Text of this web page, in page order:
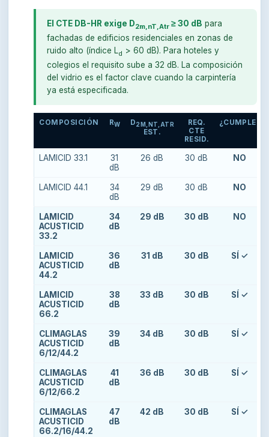
El CTE DB-HR exige D2m,nT,Atr ≥ 30 dB para
fachadas de edificios residenciales en zonas de
ruido alto (índice Ld > 60 dB). Para hoteles y
colegios el requisito sube a 32 dB. La composición
del vidrio es el factor clave cuando la carpintería
ya está especificada.
COMPOSICIÓN RW D2M,NT,ATR
EST.
REQ.
CTE
RESID.
¿CUMPLE?
LAMICID 33.1
31
dB
26 dB 30 dB NO
LAMICID 44.1
34
dB
29 dB 30 dB NO
LAMICID
ACUSTICID
33.2
34
dB
29 dB 30 dB NO
LAMICID
ACUSTICID
44.2
36
dB
31 dB 30 dB SÍ ✓
LAMICID
ACUSTICID
66.2
38
dB
33 dB 30 dB SÍ ✓
CLIMAGLAS
ACUSTICID
6/12/44.2
39
dB
34 dB 30 dB SÍ ✓
CLIMAGLAS
ACUSTICID
6/12/66.2
41
dB
36 dB 30 dB SÍ ✓
CLIMAGLAS
ACUSTICID
66.2/16/44.2
47
dB
42 dB 30 dB SÍ ✓